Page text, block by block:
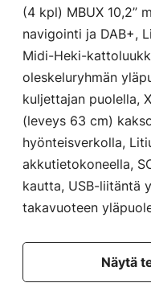
(4 kpl) MBUX 10,2”
navigointi ja DAB+,
Midi-Heki-
oleskeluryhmän
kuljettajan puolella,
(leveys 63 cm)
hyönteisverkolla,
akkutietokoneella,
kautta, USB-liitäntä
takavuoteen
Näytä